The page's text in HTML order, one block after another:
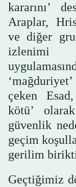
kararını’
Araplar,
ve diğer
izlenimi
çeken
kötü’
güvenlik
geçim
gerilim
Geçtiğimiz